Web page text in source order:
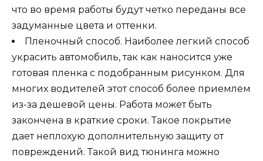
что во время работы будут четко переданы все
задуманные цвета и оттенки.
Пленочный способ. Наиболее легкий способ
украсить автомобиль, так как наносится уже
готовая пленка с подобранным рисунком. Для
многих водителей этот способ более приемлем
из-за дешевой цены. Работа может быть
закончена в краткие сроки. Такое покрытие
дает неплохую дополнительную защиту от
повреждений. Такой вид тюнинга можно